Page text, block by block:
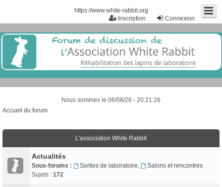
https://www.white-rabbit.org
Connexion
Inscription
Nous sommes le 06/08/26 - 20:21:26
Accueil du forum
L'association White Rabbit
Actualités
Sous-forums : Sorties de laboratoire
Salons et rencontres
Sujets : 172